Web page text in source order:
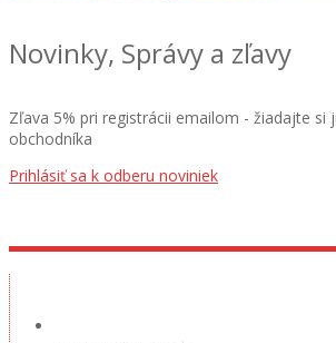
Novinky, Správy a zľavy
Zľava 5% pri registrácii emailom - žiadajte si
obchodníka
Prihlásiť sa k odberu noviniek